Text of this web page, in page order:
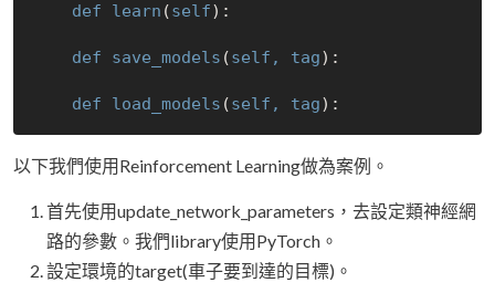
def learn (self):
def save_models (self, tag):
def load_models (self, tag
以下我們使用Reinforcement Learning做為案例。
首先使用update_network_parameters，去設定類神經網
路的參數。我們library使用PyTorch。
設定環境的target(車子要到達的目標)。